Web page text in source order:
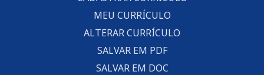
MEU CURRÍCULO
ALTERAR CURRÍCULO
SALVAR EM PDF
SALVAR EM DOC